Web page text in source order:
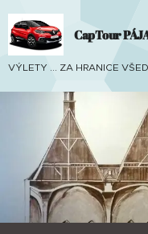
CapTour
VÝLETY ... ZA HRANICE